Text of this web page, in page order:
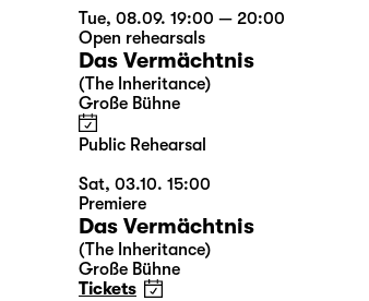
Tue, 08.09. 19:00 — 20:00
Open rehearsals
Das Vermächtnis
(The Inheritance)
Große Bühne
Public Rehearsal
Sat, 03.10. 15:00
Premiere
Das Vermächtnis
(The Inheritance)
Große Bühne
Tickets